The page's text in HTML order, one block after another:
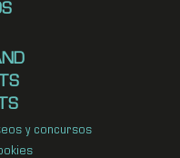
y concursos